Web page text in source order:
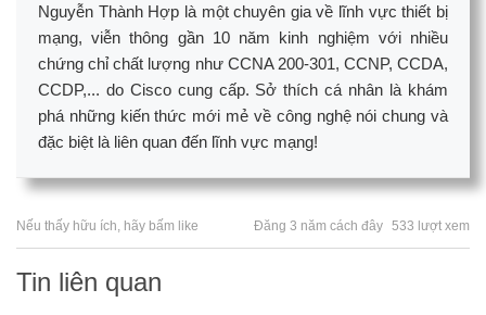
Nguyễn Thành Hợp là một chuyên gia về lĩnh vực thiết bị
mạng, viễn thông gần 10 năm kinh nghiệm với nhiều
chứng chỉ chất lượng như CCNA 200-301, CCNP, CCDA,
CCDP,... do Cisco cung cấp. Sở thích cá nhân là khám
phá những kiến thức mới mẻ về công nghệ nói chung và
đặc biệt là liên quan đến lĩnh vực mạng!
Nếu thấy hữu ích, hãy bấm like Đăng 3 năm cách đây 533 lượt xem
Tin liên quan